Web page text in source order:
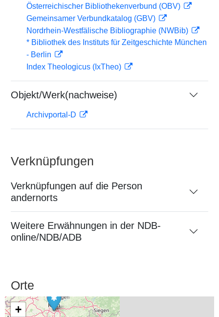
Österreichischer Bibliothekenverbund (OBV)
Gemeinsamer Verbundkatalog (GBV)
Nordrhein-Westfälische Bibliographie (NWBib)
* Bibliothek des Instituts für Zeitgeschichte München
- Berlin
Index Theologicus (IxTheo)
Objekt/Werk(nachweise)
Archivportal-D
Verknüpfungen
Verknüpfungen auf die Person
andernorts
Weitere Erwähnungen in der NDB-
online/NDB/ADB
Orte
+